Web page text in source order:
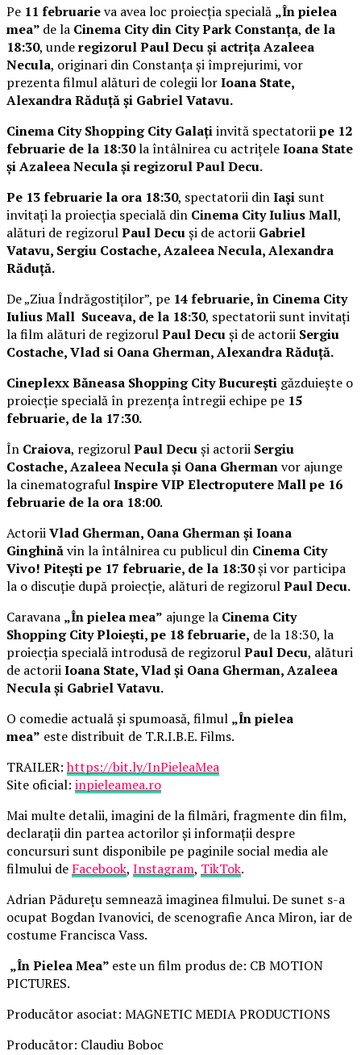
Pe 11 februarieva avea loc proiecția specială „În pielea
mea” de la Cinema City din City Park Constanța, de la
18:30, underegizorul Paul Decu și actrița Azaleea
Necula, originari din Constanța și împrejurimi, vor
prezenta filmul alături de colegii lorIoana State,
Alexandra Răduță și Gabriel Vatavu.
Cinema City Shopping City Galațiinvită spectatoriipe 12
februarie de la 18:30la întâlnirea cu actrițeleIoana State
și Azaleea Necula și regizorul Paul Decu.
Pe 13 februarie la ora 18:30, spectatorii dinIași sunt
invitați la proiecția specială din Cinema City Iulius Mall,
alături de regizorulPaul Decuși de actorii Gabriel
Vatavu, Sergiu Costache, Azaleea Necula, Alexandra
Răduță.
De „Ziua Îndrăgostiților”, pe 14 februarie, în Cinema City
Iulius Mall Suceava, de la 18:30, spectatorii sunt invitați
la film alături de regizorulPaul Decuși de actorii Sergiu
Costache, Vlad si Oana Gherman, Alexandra Răduță.
Cineplexx Băneasa Shopping City București găzduiește o
proiecție specială în prezența întregii echipe pe 15
februarie, de la 17:30.
În Craiova, regizorulPaul Decuși actorii Sergiu
Costache, Azaleea Necula și Oana Ghermanvor ajunge
la cinematografulInspire VIP Electroputere Mall pe 16
februarie de la ora 18:00.
ActoriiVlad Gherman, Oana Gherman și Ioana
Ginghinăvin la întâlnirea cu publicul din Cinema City
Vivo! Pitești pe 17 februarie, de la 18:30și vor participa
la o discuție după proiecție, alături de regizorulPaul Decu.
Caravana „În pielea mea” ajunge la Cinema City
Shopping City Ploiești, pe 18 februarie, de la 18:30, la
proiecția specială introdusă de regizorulPaul Decu, alături
de actoriiIoana State, Vlad și Oana Gherman, Azaleea
Necula și Gabriel Vatavu.
O comedie actuală și spumoasă, filmul „În pielea
mea” este distribuit de T.R.I.B.E. Films.
TRAILER:https://bit.ly/InPieleaMea
Site oficial: inpieleamea.ro
Mai multe detalii, imagini de la filmări, fragmente din film,
declarații din partea actorilor și informații despre
concursuri sunt disponibile pe paginile social media ale
filmului de Facebook, Instagram, TikTok.
Adrian Pădurețu semnează imaginea filmului. De sunet s-a
ocupat Bogdan Ivanovici, de scenografie Anca Miron, iar de
costume Francisca Vass.
„În Pielea Mea” este un film produs de: CB MOTION
PICTURES.
Producător asociat: MAGNETIC MEDIA PRODUCTIONS
Producător: Claudiu Boboc